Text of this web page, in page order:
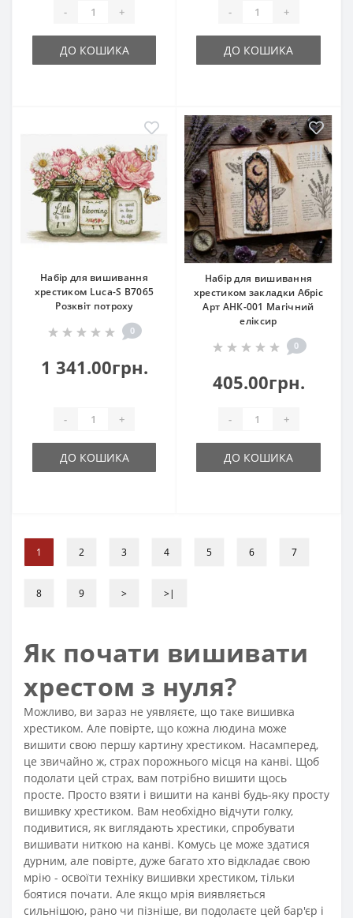
- +
ДО КОШИКА
- +
ДО КОШИКА
Набір для вишивання
хрестиком Luca-S B7065
Розквіт потроху
0
1 341.00грн.
- +
ДО КОШИКА
Набір для вишивання
хрестиком закладки Абріс
Арт АНК-001 Магічний
еліксир
0
405.00грн.
- +
ДО КОШИКА
1 2 3 4 5 6 7
8 9 > >|
Як почати вишивати
хрестом з нуля?
Можливо, ви зараз не уявляєте, що таке вишивка
хрестиком. Але повірте, що кожна людина може
вишити свою першу картину хрестиком. Насамперед,
це звичайно ж, страх порожнього місця на канві. Щоб
подолати цей страх, вам потрібно вишити щось
просте. Просто взяти і вишити на канві будь-яку просту
вишивку хрестиком. Вам необхідно відчути голку,
подивитися, як виглядають хрестики, спробувати
вишивати ниткою на канві. Комусь це може здатися
дурним, але повірте, дуже багато хто відкладає свою
мрію - освоїти техніку вишивки хрестиком, тільки
боятися почати. Але якщо мрія виявляється
сильнішою, рано чи пізніше, ви подолаєте цей бар'єр і